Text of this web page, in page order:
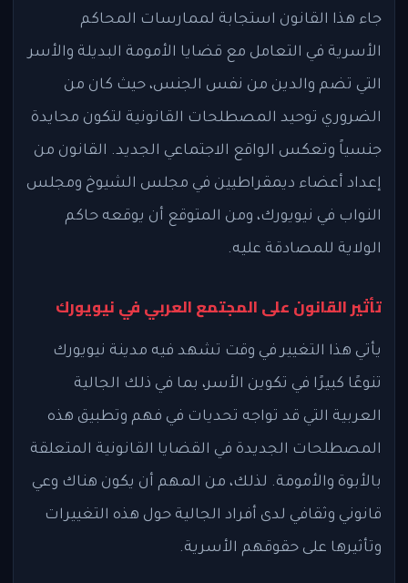
جاء هذا القانون استجابة لممارسات المحاكم
الأسرية في التعامل مع قضايا الأمومة البديلة والأسر
التي تضم والدين من نفس الجنس، حيث كان من
الضروري توحيد المصطلحات القانونية لتكون محايدة
جنسياً وتعكس الواقع الاجتماعي الجديد. القانون من
إعداد أعضاء ديمقراطيين في مجلس الشيوخ ومجلس
النواب في نيويورك، ومن المتوقع أن يوقعه حاكم
الولاية للمصادقة عليه.
تأثير القانون على المجتمع العربي في نيويورك
يأتي هذا التغيير في وقت تشهد فيه مدينة نيويورك
تنوعًا كبيرًا في تكوين الأسر، بما في ذلك الجالية
العربية التي قد تواجه تحديات في فهم وتطبيق هذه
المصطلحات الجديدة في القضايا القانونية المتعلقة
بالأبوة والأمومة. لذلك، من المهم أن يكون هناك وعي
قانوني وثقافي لدى أفراد الجالية حول هذه التغييرات
وتأثيرها على حقوقهم الأسرية.